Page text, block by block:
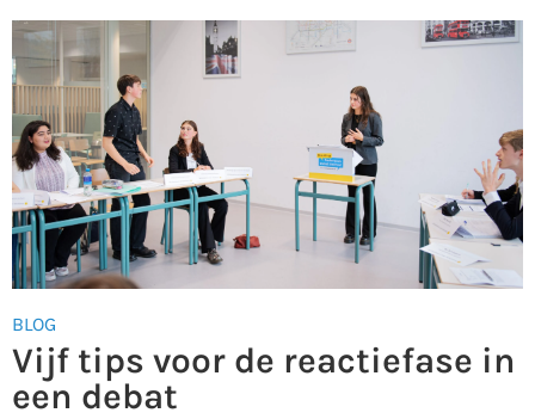
BLOG
Vijf tips voor de reactiefase in
een debat